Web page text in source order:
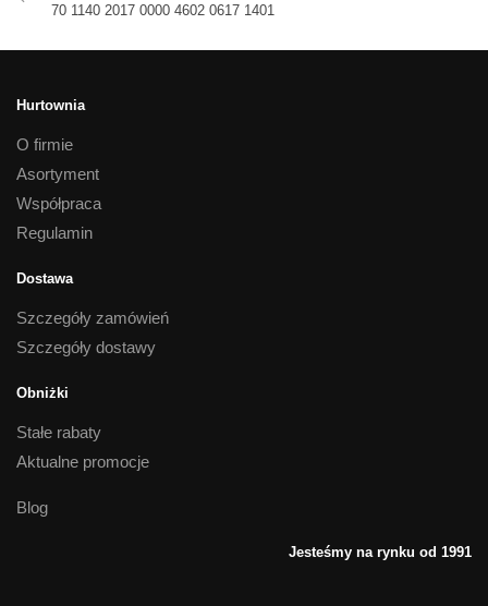
70 1140 2017 0000 4602 0617 1401
Hurtownia
O firmie
Asortyment
Współpraca
Regulamin
Dostawa
Szczegóły zamówień
Szczegóły dostawy
Obniżki
Stałe rabaty
Aktualne promocje
Blog
Jesteśmy na rynku od 1991